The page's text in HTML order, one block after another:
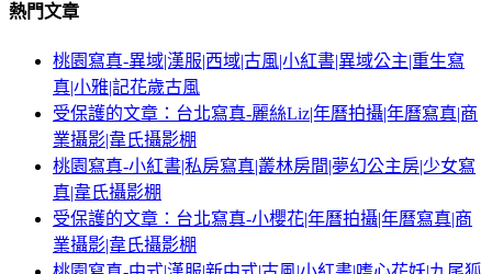
熱門文章
桃園寫真-異域|漢服|西域|古風|小紅書|異域公主|重生寫
真|小雅|記花歲古風
受保護的文章：台北寫真-麗絲Liz|年曆拍攝|年曆寫真|商
業攝影|韋氏攝影棚
桃園寫真-小紅書|私房寫真|叢林房間|夢幻公主房|少女寫
真|韋氏攝影棚
受保護的文章：台北寫真-小櫻花|年曆拍攝|年曆寫真|商
業攝影|韋氏攝影棚